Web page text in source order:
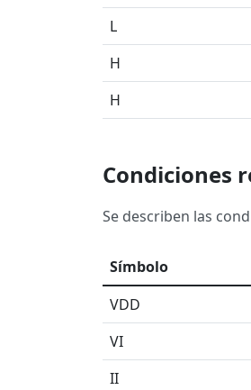
L
H
H
Condiciones
Se describen las
Símbolo
VDD
VI
II